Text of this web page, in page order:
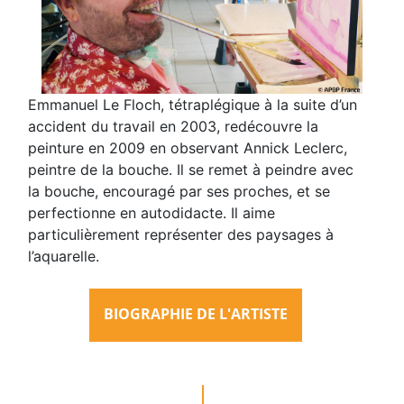
Emmanuel Le Floch, tétraplégique à la suite d’un
accident du travail en 2003, redécouvre la
peinture en 2009 en observant Annick Leclerc,
peintre de la bouche. Il se remet à peindre avec
la bouche, encouragé par ses proches, et se
perfectionne en autodidacte. Il aime
particulièrement représenter des paysages à
l’aquarelle.
BIOGRAPHIE DE L'ARTISTE